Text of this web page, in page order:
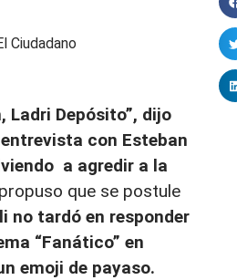
Ciudadano
Ladri Depósito”, dijo
con Esteban
a agredir a la
que se postule
no tardó en responder
“Fanático” en
emoji de payaso.